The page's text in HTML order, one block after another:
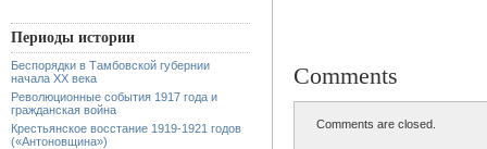
Периоды истории
Беспорядки в Тамбовской губернии
начала XX века
Революционные события 1917 года и
гражданская война
Крестьянское восстание 1919-1921 годов
(«Антоновщина»)
Comments
Comments are closed.